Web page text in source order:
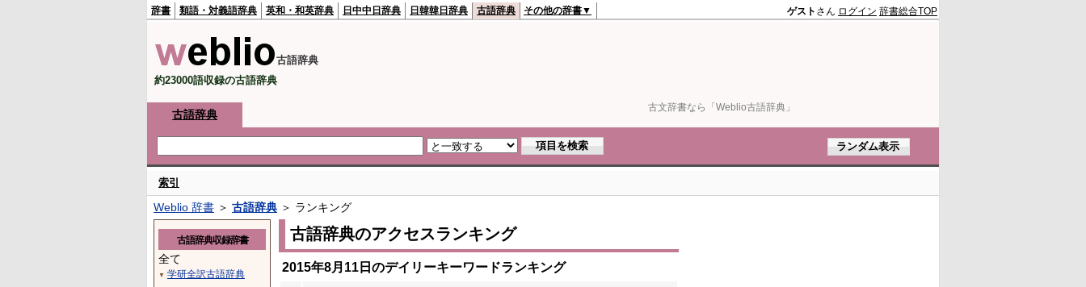
古文辞書なら「Weblio古語辞典」
辞書 類語・対義語辞典 英和・和英辞典 日中中日辞典 日韓韓日辞典 古語辞典 その他の辞書▼ ゲスト さん ログイン 辞書総合TOP
古語辞典
約23000語収録の古語辞典
古語辞典
索引
Weblio 辞書 ＞ 古語辞典 ＞ ランキング
古語辞典のアクセスランキング
2015年8月11日のデイリーキーワードランキング
古語辞典収録辞書
全て
▼ 学研全訳古語辞典